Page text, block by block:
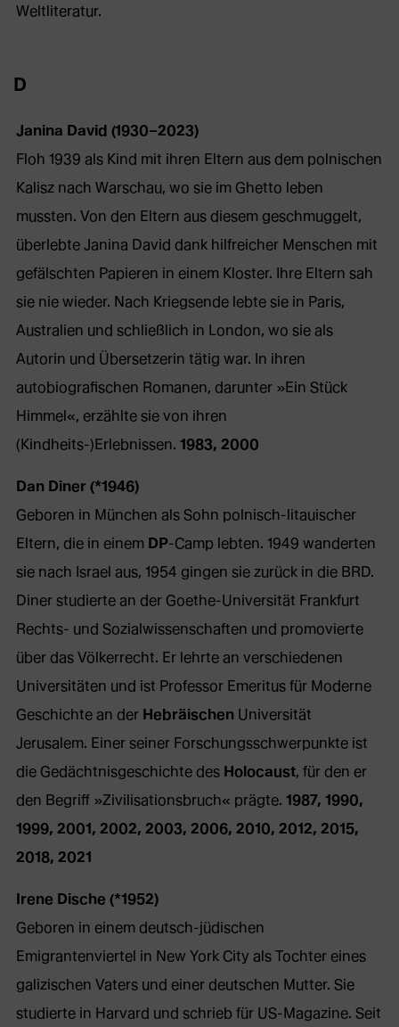
Weltliteratur.
D
Janina David (1930–2023)
Floh 1939 als Kind mit ihren Eltern aus dem polnischen
Kalisz nach Warschau, wo sie im Ghetto leben
mussten. Von den Eltern aus diesem geschmuggelt,
überlebte Janina David dank hilfreicher Menschen mit
gefälschten Papieren in einem Kloster. Ihre Eltern sah
sie nie wieder. Nach Kriegsende lebte sie in Paris,
Australien und schließlich in London, wo sie als
Autorin und Übersetzerin tätig war. In ihren
autobiografischen Romanen, darunter »Ein Stück
Himmel«, erzählte sie von ihren
(Kindheits-)Erlebnissen. 1983, 2000
Dan Diner (*1946)
Geboren in München als Sohn polnisch-litauischer
Eltern, die in einem DP-Camp lebten. 1949 wanderten
sie nach Israel aus, 1954 gingen sie zurück in die BRD.
Diner studierte an der Goethe-Universität Frankfurt
Rechts- und Sozialwissenschaften und promovierte
über das Völkerrecht. Er lehrte an verschiedenen
Universitäten und ist Professor Emeritus für Moderne
Geschichte an der Hebräischen Universität
Jerusalem. Einer seiner Forschungsschwerpunkte ist
die Gedächtnisgeschichte des Holocaust, für den er
den Begriff »Zivilisationsbruch« prägte. 1987, 1990,
1999, 2001, 2002, 2003, 2006, 2010, 2012, 2015,
2018, 2021
Irene Dische (*1952)
Geboren in einem deutsch-jüdischen
Emigrantenviertel in New York City als Tochter eines
galizischen Vaters und einer deutschen Mutter. Sie
studierte in Harvard und schrieb für US-Magazine. Seit